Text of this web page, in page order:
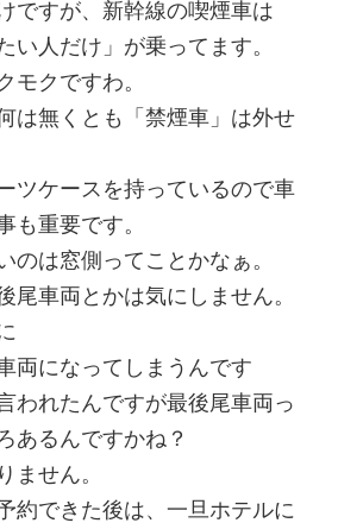
ですが、新幹線の喫煙車は
い人だけ」が乗ってます。
モクですわ。
は無くとも「禁煙車」は外せ
ツケースを持っているので車
も重要です。
のは窓側ってことかなぁ。
尾車両とかは気にしません。
両になってしまうんです
われたんですが最後尾車両っ
あるんですかね？
ません。
約できた後は、一旦ホテルに